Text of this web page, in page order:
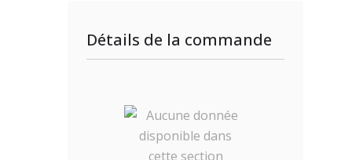
Détails de la commande